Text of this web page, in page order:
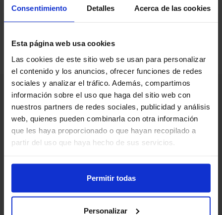
Consentimiento Detalles Acerca de las cookies
Esta página web usa cookies
Las cookies de este sitio web se usan para personalizar
el contenido y los anuncios, ofrecer funciones de redes
sociales y analizar el tráfico. Además, compartimos
información sobre el uso que haga del sitio web con
nuestros partners de redes sociales, publicidad y análisis
web, quienes pueden combinarla con otra información
que les haya proporcionado o que hayan recopilado a
partir del uso que haya hecho de sus servicios.
Permitir todas
Personalizar
¿Dudas, problemas? Consulte nuestra sección de
Preguntas frecuentes
profesionales sanitarios, que prescriban/dispensen
medicamentos en España.